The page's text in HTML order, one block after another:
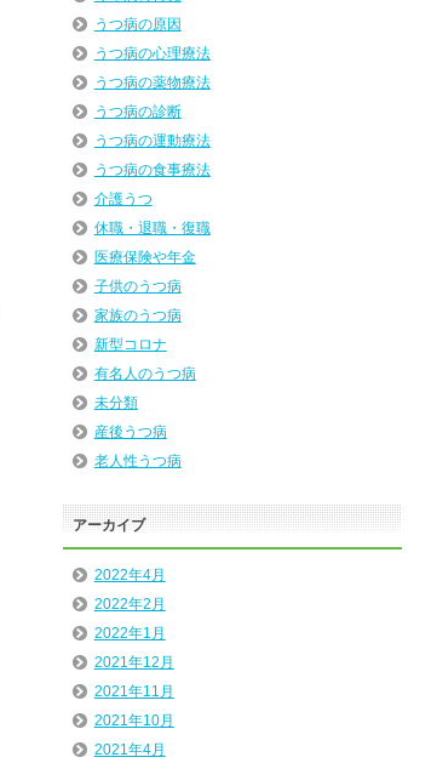
うつ病の原因
うつ病の心理療法
うつ病の薬物療法
うつ病の診断
うつ病の運動療法
うつ病の食事療法
介護うつ
休職・退職・復職
医療保険や年金
子供のうつ病
家族のうつ病
新型コロナ
有名人のうつ病
未分類
産後うつ病
老人性うつ病
アーカイブ
2022年4月
2022年2月
2022年1月
2021年12月
2021年11月
2021年10月
2021年4月